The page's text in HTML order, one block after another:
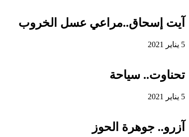
آيت إسحاق..مراعي عسل الخروب
5 يناير 2021
تحناوت.. سياحة
5 يناير 2021
آزرو.. جوهرة الحوز